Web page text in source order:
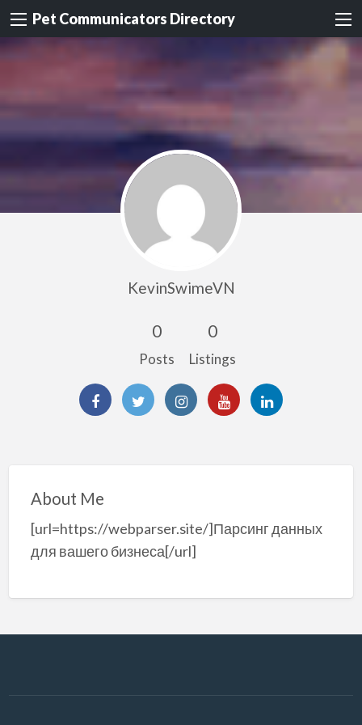
Pet Communicators Directory
KevinSwimeVN
0
Posts
0
Listings
About Me
[url=https://webparser.site/]Парсинг данных
для вашего бизнеса[/url]